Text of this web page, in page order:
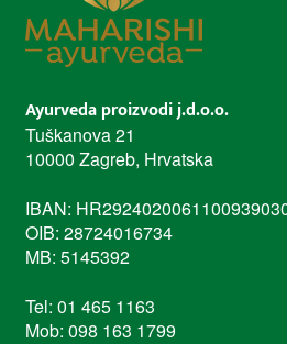
Ayurveda proizvodi j.d.o.o.
Tuškanova 21
10000 Zagreb, Hrvatska
IBAN:
OIB: 28724016734
MB: 5145392
Tel: 01 465 1163
Mob: 098 163 1799